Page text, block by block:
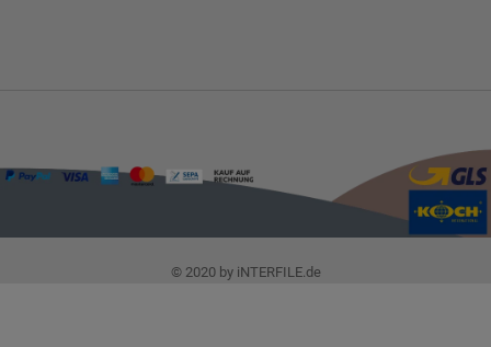
© 2020 by iNTERFILE.de